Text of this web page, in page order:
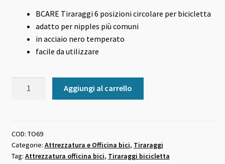
BCARE Tiraraggi 6 posizioni circolare per bicicletta
adatto per nipples più comuni
in acciaio nero temperato
facile da utilizzare
bici
quantità
Aggiungi al carrello
COD: TO69
Categorie: Attrezzatura e Officina bici, Tiraraggi
Tag: Attrezzatura officina bici, Tiraraggi bicicletta